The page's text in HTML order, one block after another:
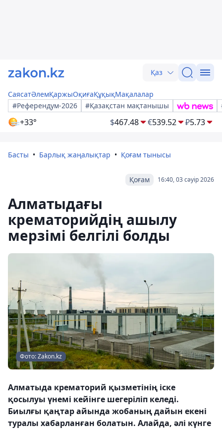
Қаз
СаясатӘлемҚаржыОқиғаҚұқықМақалалар
#Референдум-2026
#Қазақстан мақтанышы
+33° $467.48 €539.52 ₽5.73
Басты Барлық жаңалықтар Қоғам тынысы
16:40, 03 сәуір 2026
Қоғам
Алматыдағы
крематорийдің ашылу
мерзімі белгілі болды
Фото: Zakon.kz
Алматыда крематорий қызметінің іске
қосылуы үнемі кейінге шегеріліп келеді.
Биылғы қаңтар айында жобаның дайын екені
туралы хабарланған болатын. Алайда, әлі күнге